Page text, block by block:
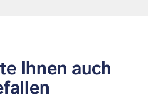
Ihnen auch